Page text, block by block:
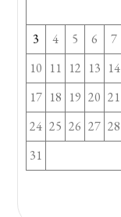
3
4 5 6 7
10 11 12 13 14
17 18 19 20 21
24 25 26 27 28
31